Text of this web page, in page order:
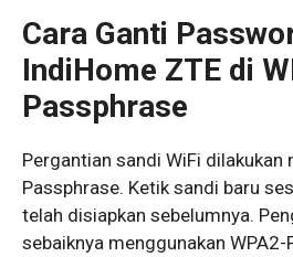
Cara Ganti
IndiHome ZTE di
Passphrase
Pergantian sandi WiFi dilakukan
Passphrase. Ketik sandi baru
telah disiapkan sebelumnya.
sebaiknya menggunakan